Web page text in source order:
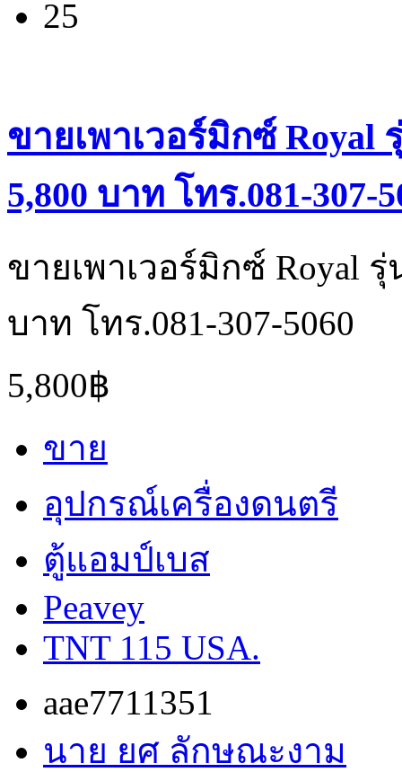
25
ขายเพาเวอร์มิกซ์ Royal
5,800 บาท โทร.081-307-
ขายเพาเวอร์มิกซ์ Royal รุ่
บาท โทร.081-307-5060
5,800฿
ขาย
อุปกรณ์เครื่องดนตรี
ตู้แอมป์เบส
Peavey
TNT 115 USA.
aae7711351
นาย ยศ ลักษณะงาม